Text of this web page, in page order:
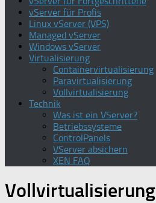
vServer für Profis
Linux vServer (VPS)
Managed vServer
Windows vServer
Virtualisierung
Containervirtualisierung
Paravirtualisierung
Vollvirtualisierung
Technik
Was ist ein VServer?
Betriebssysteme
ControlPanels
VServer absichern
XEN FAQ
Vollvirtualisierung